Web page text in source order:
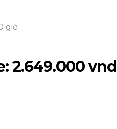
giờ
2.649.000 vnd